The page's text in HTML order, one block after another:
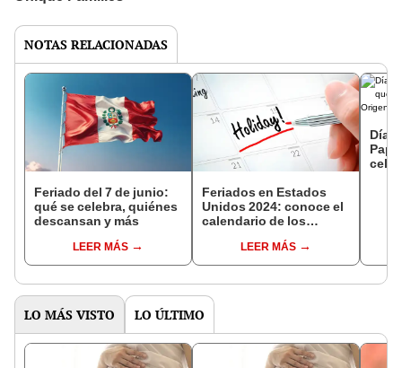
NOTAS RELACIONADAS
Feriado del 7 de junio:
qué se celebra, quiénes
descansan y más
LEER MÁS
Feriados en Estados
Unidos 2024: conoce el
calendario de los
LEER MÁS
Día
LO MÁS VISTO LO ÚLTIMO